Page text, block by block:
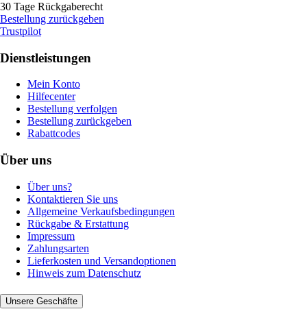
30 Tage Rückgaberecht
Bestellung zurückgeben
Trustpilot
Dienstleistungen
Mein Konto
Hilfecenter
Bestellung verfolgen
Bestellung zurückgeben
Rabattcodes
Über uns
Über uns?
Kontaktieren Sie uns
Allgemeine Verkaufsbedingungen
Rückgabe & Erstattung
Impressum
Zahlungsarten
Lieferkosten und Versandoptionen
Hinweis zum Datenschutz
Unsere Geschäfte